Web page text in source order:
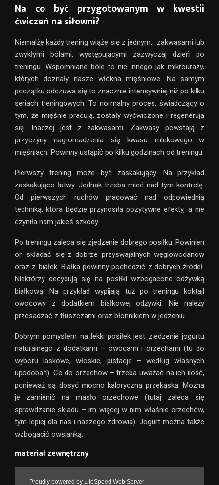
Na co być przygotowanym w kwestii
ćwiczeń na siłowni?
Niemalże każdy trening wiąże się z jednym… zakwasami lub
zwykłymi bólami, występującymi zazwyczaj dzień po
treningu. Wspomniane bóle to nic innego jak mikrourazy,
których doznały nasze włókna mięśniowe. Na samym
początku odczuwa się to znacznie intensywniej niż po kilku
seriach treningowych. To normalny proces, świadczący o
tym, że mięśnie pracują, zostały wyćwiczone i regenerują
się. Inaczej jest z zakwasami. Zakwasy powstają z
przyczyny nagromadzenia się kwasu mlekowego w
mięśniach. Powinny ustąpić po kilku godzinach od treningu.
Pierwszy trening może być zaskakujący. Na przykład
zaskakująco łatwy. Jednak trzeba mieć nad tym kontrolę.
Od pierwszych ruchów pracować nad odpowiednią
techniką, która będzie przynosiła pozytywne efekty, a nie
czyniła nam jakieś szkody.
Po treningu zaleca się zjedzenie dobrego posiłku. Powinien
on składać się z dobrze przyswajalnych węglowodanów
oraz z białek. Białka powinny pochodzić z dobrych źródeł.
Niektórzy decydują się na posiłki wzbogacone odżywką
białkową. Na przykład wypijają tuż po treningu koktajl
owocowy z dodatkiem białkowej odżywki. Nie należy
przesadzać z tłuszczami oraz błonnikiem w jedzeniu.
Dobrym pomysłem na lekki posiłek jest zjedzenie jogurtu
naturalnego z dodatkami – owocami i orzechami (tu do
wyboru laskowe, włoskie, pistacje – według własnych
upodobań). Co do orzechów – trzeba uważać na ich ilość,
ponieważ są dosyć mocno kaloryczną przekąską. Można
je zamienić na masło orzechowe (tutaj zaleca się
sprawdzanie składu – im więcej w nim właśnie orzechów,
tym lepiej dla nas i naszego zdrowia). Jogurt można także
wzbogacić owsianką.
materiał zewnętrzny